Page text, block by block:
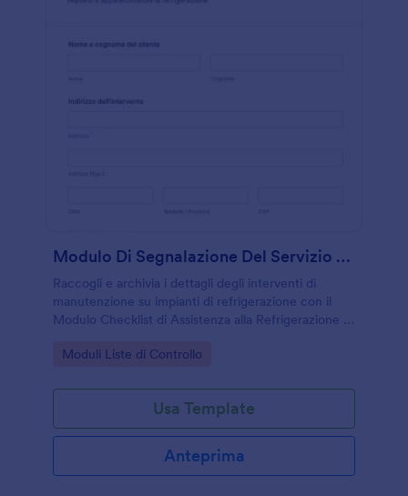
Modulo Di Segnalazione Del Servizio Di Refrigerazione
Raccogli e archivia i dettagli degli interventi di
manutenzione su impianti di refrigerazione con il
Modulo Checklist di Assistenza alla Refrigerazione di
responsabili di struttura.
Go to Category:
Moduli Liste di Controllo
Usa Template
Anteprima